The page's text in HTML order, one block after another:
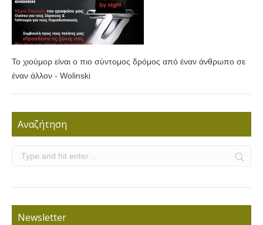
Το χιούμορ είναι ο πιο σύντομος δρόμος από έναν άνθρωπο σε
έναν άλλον - Wolinski
Αναζήτηση
Newsletter